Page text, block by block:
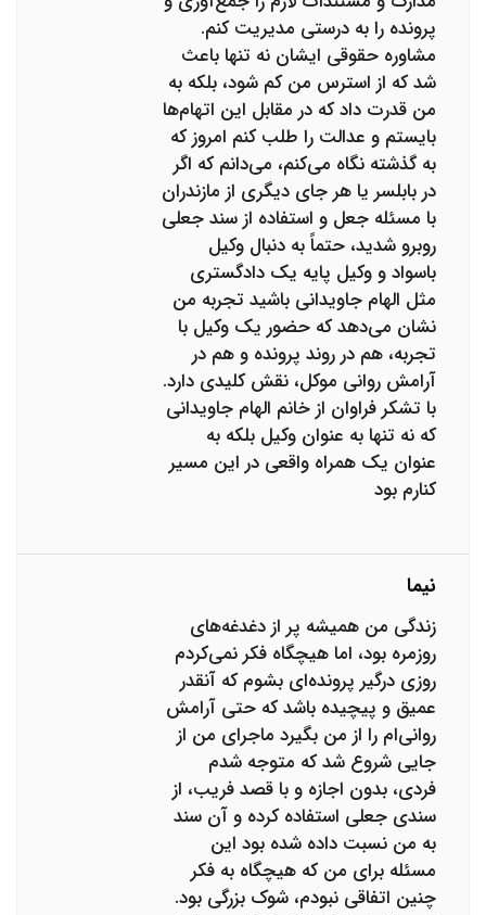
پرونده را به درستی مدیریت کنم.
مشاوره حقوقی ایشان نه تنها باعث
شد که از استرس من کم شود، بلکه به
من قدرت داد که در مقابل این اتهام‌ها
بایستم و عدالت را طلب کنم امروز که
به گذشته نگاه می‌کنم، می‌دانم که اگر
در بابلسر یا هر جای دیگری از مازندران
با مسئله جعل و استفاده از سند جعلی
روبرو شدید، حتماً به دنبال وکیل
باسواد و وکیل پایه یک دادگستری
مثل الهام جاویدانی باشید تجربه من
نشان می‌دهد که حضور یک وکیل با
تجربه، هم در روند پرونده و هم در
آرامش روانی موکل، نقش کلیدی دارد.
با تشکر فراوان از خانم الهام جاویدانی
که نه تنها به عنوان وکیل بلکه به
عنوان یک همراه واقعی در این مسیر
کنارم بود
نیما
زندگی من همیشه پر از دغدغه‌های
روزمره بود، اما هیچگاه فکر نمی‌کردم
روزی درگیر پرونده‌ای بشوم که آنقدر
عمیق و پیچیده باشد که حتی آرامش
روانی‌ام را از من بگیرد ماجرای من از
جایی شروع شد که متوجه شدم
فردی، بدون اجازه و با قصد فریب، از
سندی جعلی استفاده کرده و آن سند
به من نسبت داده شده بود این
مسئله برای من که هیچگاه به فکر
چنین اتفاقی نبودم، شوک بزرگی بود.